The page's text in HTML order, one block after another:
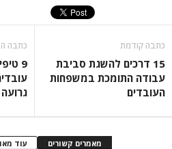
כתבה קודמת
15 דרכים להשגת סביבת
עבודה התומכת במשפחות
העובדים
כתבה
9
גרועה
מאמרים קשורים עוד